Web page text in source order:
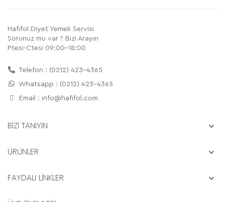
Hafifol Diyet Yemek Servisi
Sorunuz mu var ? Bizi Arayın
Ptesi-Ctesi 09:00-18:00
Telefon : (0212) 423-4365
Whatsapp : (0212) 423-4365
Email : info@hafifol.com
BİZİ TANIYIN
ÜRÜNLER
FAYDALI LİNKLER